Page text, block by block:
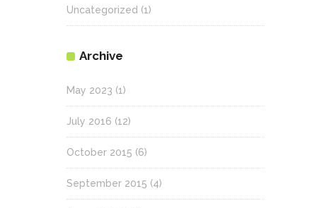
Uncategorized (1)
Archive
May 2023 (1)
July 2016 (12)
October 2015 (6)
September 2015 (4)